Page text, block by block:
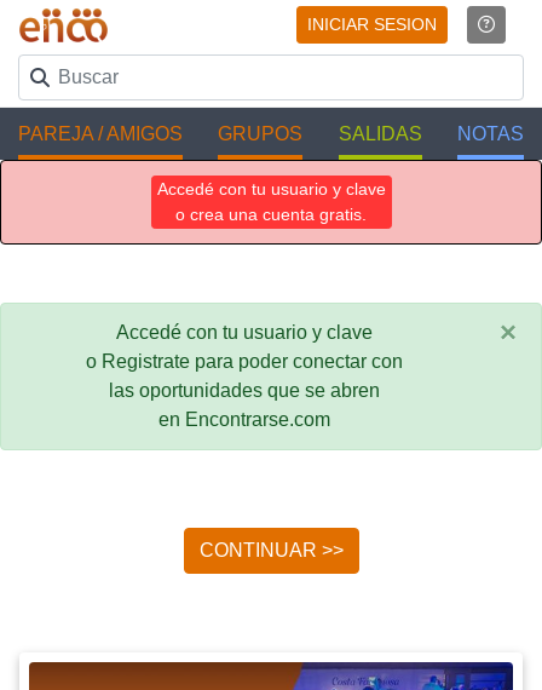
INICIAR SESION
PAREJA / AMIGOS GRUPOS SALIDAS NOTAS
Accedé con tu usuario y clave
o crea una cuenta gratis.
Accedé con tu usuario y clave
o Registrate para poder conectar con
las oportunidades que se abren
en Encontrarse.com
×
CONTINUAR >>